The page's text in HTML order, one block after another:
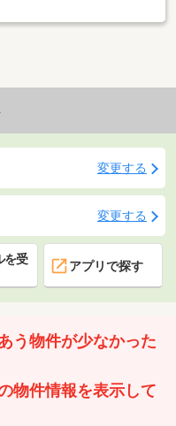
変更する
変更する
を受
アプリで探す
う物件が少なかった
物件情報を表示して